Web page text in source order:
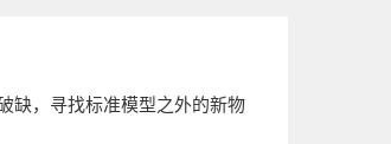
缺，寻找标准模型之外的新物